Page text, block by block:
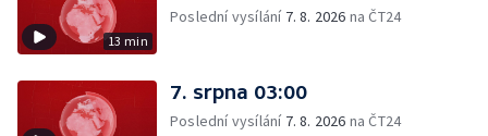
13 min
Poslední vysílání 7. 8. 2026 na ČT24
7. srpna 03:00
Poslední vysílání 7. 8. 2026 na ČT24